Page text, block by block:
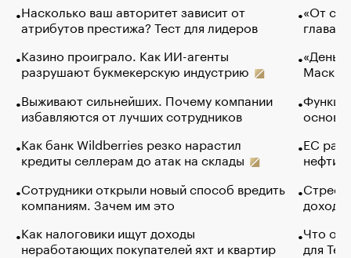
Насколько ваш авторитет зависит от
атрибутов престижа? Тест для лидеров
Казино проиграло. Как ИИ-агенты
разрушают букмекерскую индустрию
Выживают сильнейших. Почему компании
избавляются от лучших сотрудников
Как банк Wildberries резко нарастил
кредиты селлерам до атак на склады
Сотрудники открыли новый способ вредить
компаниям. Зачем им это
Как налоговики ищут доходы
неработающих покупателей яхт и квартир
«От
глава
Маск в
основ
ЕС
нефти
Что
для